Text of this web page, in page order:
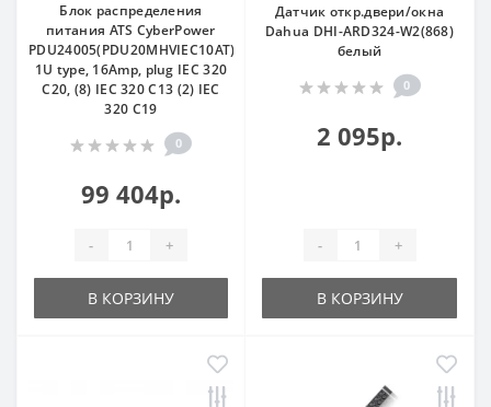
Блок распределения
питания ATS CyberPower
PDU24005(PDU20MHVIEC10AT)
1U type, 16Amp, plug IEC 320
C20, (8) IEC 320 C13 (2) IEC
320 C19
0
99 404р.
- +
В КОРЗИНУ
Датчик откр.двери/окна
Dahua DHI-ARD324-W2(868)
белый
0
2 095р.
- +
В КОРЗИНУ